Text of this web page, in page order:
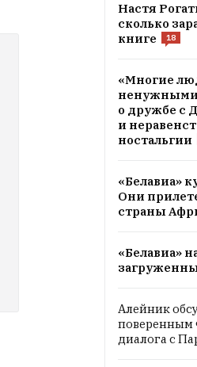
Настя
сколько
книге
18
«Многие
о дружбе с
и
ностальгии
«Белавиа»
Они
страны
«Белавиа»
Алейник
поверенным
диалога с